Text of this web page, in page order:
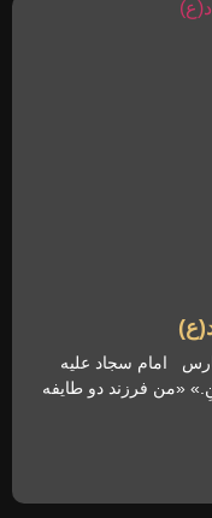
امام سجاد علیه
«من فرزند دو طایفه